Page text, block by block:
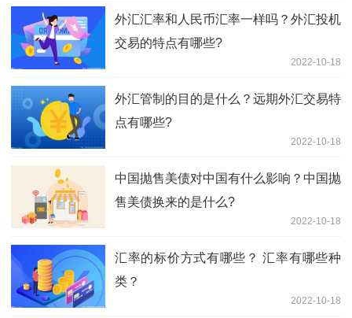
外汇汇率和人民币汇率一样吗？外汇投机
交易的特点有哪些?
2022-10-18
外汇管制的目的是什么？远期外汇交易特
点有哪些?
2022-10-18
中国抛售美债对中国有什么影响？中国抛
售美债换来的是什么?
2022-10-18
汇率的标价方式有哪些？ 汇率有哪些种
类？
2022-10-18